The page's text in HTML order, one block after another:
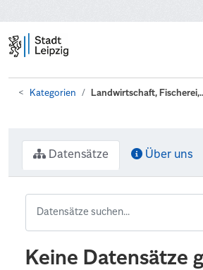
Kategorien Landwirtschaft,
Datensätze Über uns
Keine Datensätze